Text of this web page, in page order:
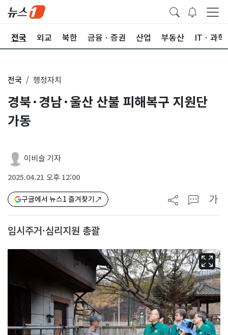
전국 외교 북한 금융ㆍ증권 산업 부동산 ITㆍ과학
전국 행정자치
경북·경남·울산 산불 피해복구 지원단
가동
이비슬 기자
2025.04.21 오후 12:00
구글에서 뉴스1 즐겨찾기 가
임시주거·심리지원 총괄